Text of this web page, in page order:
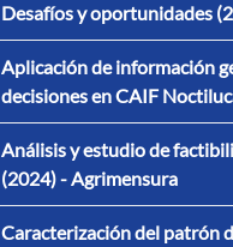
Desafíos y oportunidades
Aplicación de información
decisiones en CAIF
Análisis y estudio de
(2024) - Agrimensura
Caracterización del patrón